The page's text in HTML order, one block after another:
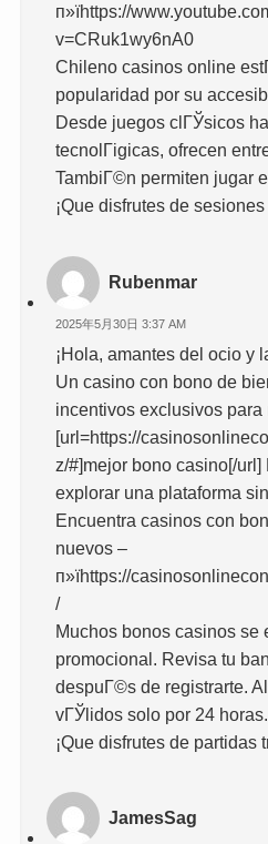
п»їhttps://
v=CRuk1wy6nA0
Chileno casinos online
popularidad por su
Desde juegos clГЎsicos
tecnolГіgicas, ofrecen
TambiГ©n permiten jugar
¡Que disfrutes de
Rubenmar
2025年5月30日 3:37 AM
¡Hola, amantes del ocio y
Un casino con bono de
incentivos exclusivos para
[url=https://
z/#]mejor bono casino[/
explorar una plataforma
Encuentra casinos con
nuevos –
п»їhttps://
/
Muchos bonos casinos se
promocional. Revisa tu
despuГ©s de registrarte.
vГЎlidos solo por 24 horas.
¡Que disfrutes de partidas
JamesSag